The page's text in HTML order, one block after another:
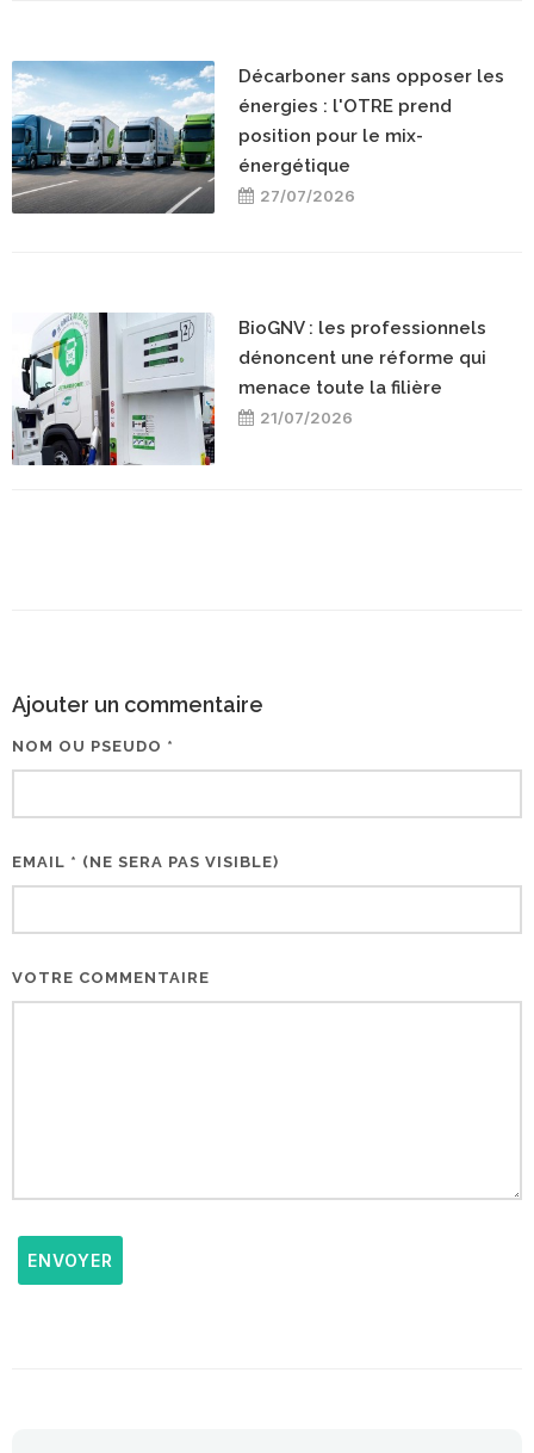
Décarboner sans opposer les
énergies : l'OTRE prend
position pour le mix-
énergétique
27/07/2026
BioGNV : les professionnels
dénoncent une réforme qui
menace toute la filière
21/07/2026
Ajouter un commentaire
NOM OU PSEUDO *
EMAIL * (NE SERA PAS VISIBLE)
VOTRE COMMENTAIRE
ENVOYER